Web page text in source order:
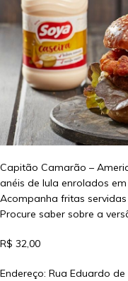
Capitão Camarão –
anéis de lula enrolados
Acompanha fritas
Procure saber sobre a
R$ 32,00
Endereço: Rua Eduardo